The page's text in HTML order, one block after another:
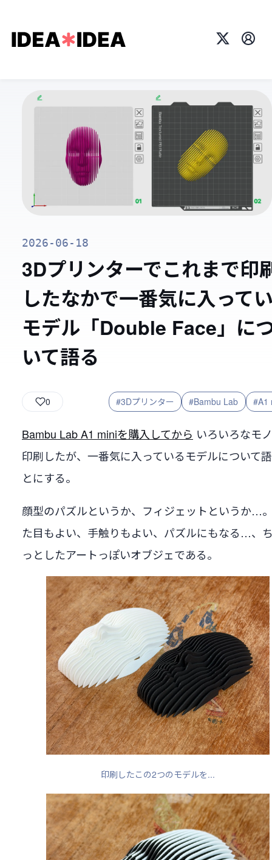
X プロ
2026-06-18
3Dプリンターでこれまで印
したなかで一番気に入って
モデル「Double Face」に
いて語る
0 #3Dプリンター #Bambu Lab #A1
Bambu Lab A1 miniを購入してから いろいろなモ
印刷したが、一番気に入っているモデルについて
とにする。
顔型のパズルというか、フィジェットというか…
た目もよい、手触りもよい、パズルにもなる…、
っとしたアートっぽいオブジェである。
印刷したこの2つのモデルを...